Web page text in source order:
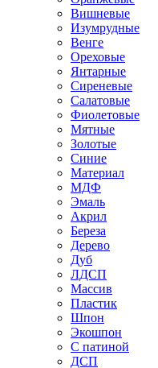
Вишневые
Изумрудные
Венге
Ореховые
Янтарные
Сиреневые
Салатовые
Фиолетовые
Мятные
Золотые
Синие
Материал
МДФ
Эмаль
Акрил
Береза
Дерево
Дуб
ЛДСП
Массив
Пластик
Шпон
Экошпон
С патиной
ДСП